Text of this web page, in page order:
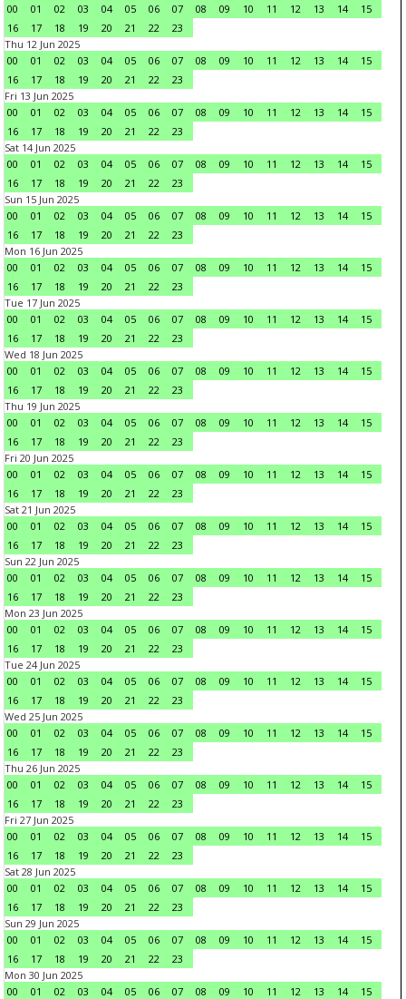
00
01 02 03 04 05 06 07 08 09 10 11 12 13 14
15
16
17 18 19 20 21 22
23
Thu 12 Jun 2025
00
01 02 03 04 05 06 07 08 09 10 11 12 13 14
15
16
17 18 19 20 21 22
23
Fri 13 Jun 2025
00
01 02 03 04 05 06 07 08 09 10 11 12 13 14
15
16
17 18 19 20 21 22
23
Sat 14 Jun 2025
00
01 02 03 04 05 06 07 08 09 10 11 12 13 14
15
16
17 18 19 20 21 22
23
Sun 15 Jun 2025
00
01 02 03 04 05 06 07 08 09 10 11 12 13 14
15
16
17 18 19 20 21 22
23
Mon 16 Jun 2025
00
01 02 03 04 05 06 07 08 09 10 11 12 13 14
15
16
17 18 19 20 21 22
23
Tue 17 Jun 2025
00
01 02 03 04 05 06 07 08 09 10 11 12 13 14
15
16
17 18 19 20 21 22
23
Wed 18 Jun 2025
00
01 02 03 04 05 06 07 08 09 10 11 12 13 14
15
16
17 18 19 20 21 22
23
Thu 19 Jun 2025
00
01 02 03 04 05 06 07 08 09 10 11 12 13 14
15
16
17 18 19 20 21 22
23
Fri 20 Jun 2025
00
01 02 03 04 05 06 07 08 09 10 11 12 13 14
15
16
17 18 19 20 21 22
23
Sat 21 Jun 2025
00
01 02 03 04 05 06 07 08 09 10 11 12 13 14
15
16
17 18 19 20 21 22
23
Sun 22 Jun 2025
00
01 02 03 04 05 06 07 08 09 10 11 12 13 14
15
16
17 18 19 20 21 22
23
Mon 23 Jun 2025
00
01 02 03 04 05 06 07 08 09 10 11 12 13 14
15
16
17 18 19 20 21 22
23
Tue 24 Jun 2025
00
01 02 03 04 05 06 07 08 09 10 11 12 13 14
15
16
17 18 19 20 21 22
23
Wed 25 Jun 2025
00
01 02 03 04 05 06 07 08 09 10 11 12 13 14
15
16
17 18 19 20 21 22
23
Thu 26 Jun 2025
00
01 02 03 04 05 06 07 08 09 10 11 12 13 14
15
16
17 18 19 20 21 22
23
Fri 27 Jun 2025
00
01 02 03 04 05 06 07 08 09 10 11 12 13 14
15
16
17 18 19 20 21 22
23
Sat 28 Jun 2025
00
01 02 03 04 05 06 07 08 09 10 11 12 13 14
15
16
17 18 19 20 21 22
23
Sun 29 Jun 2025
00
01 02 03 04 05 06 07 08 09 10 11 12 13 14
15
16
17 18 19 20 21 22
23
Mon 30 Jun 2025
00
01 02 03 04 05 06 07 08 09 10 11 12 13 14 15